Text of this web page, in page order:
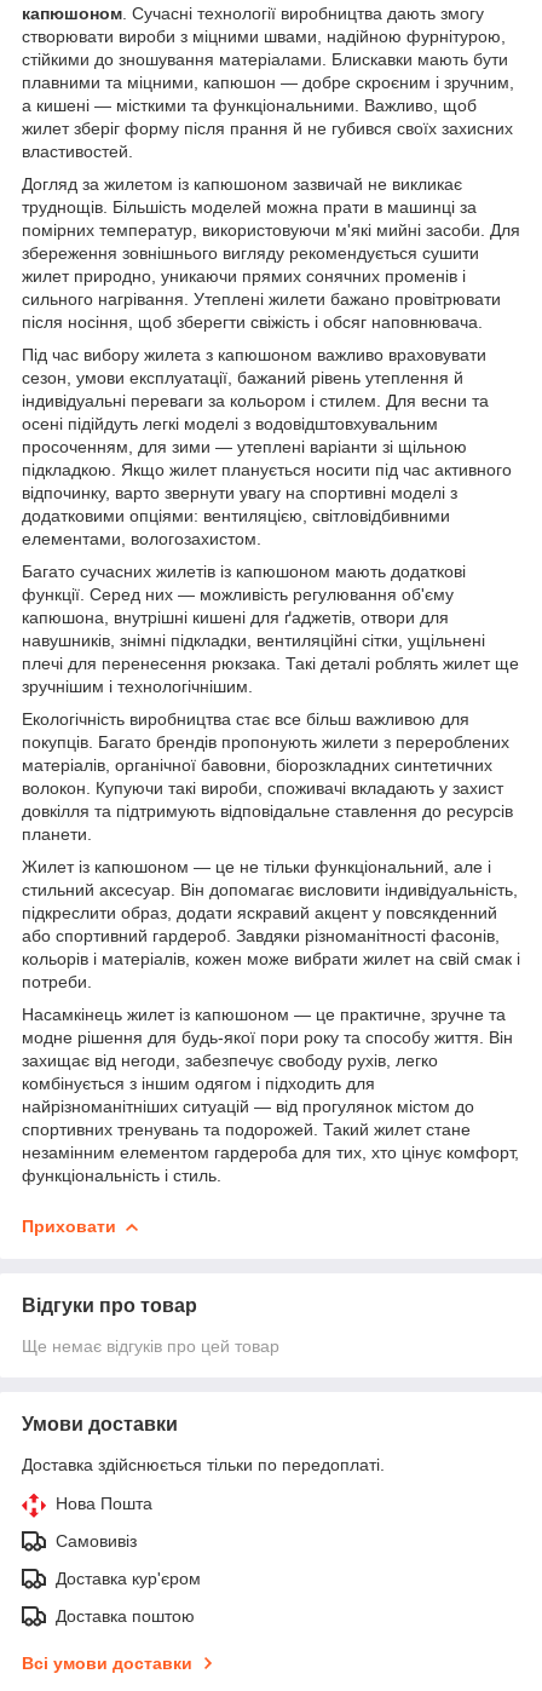
капюшоном . Сучасні технології виробництва дають змогу
створювати вироби з міцними швами, надійною фурнітурою,
стійкими до зношування матеріалами. Блискавки мають бути
плавними та міцними, капюшон — добре скроєним і зручним,
а кишені — місткими та функціональними. Важливо, щоб
жилет зберіг форму після прання й не губився своїх захисних
властивостей.
Догляд за жилетом із капюшоном зазвичай не викликає
труднощів. Більшість моделей можна прати в машинці за
помірних температур, використовуючи м'які мийні засоби. Для
збереження зовнішнього вигляду рекомендується сушити
жилет природно, уникаючи прямих сонячних променів і
сильного нагрівання. Утеплені жилети бажано провітрювати
після носіння, щоб зберегти свіжість і обсяг наповнювача.
Під час вибору жилета з капюшоном важливо враховувати
сезон, умови експлуатації, бажаний рівень утеплення й
індивідуальні переваги за кольором і стилем. Для весни та
осені підійдуть легкі моделі з водовідштовхувальним
просоченням, для зими — утеплені варіанти зі щільною
підкладкою. Якщо жилет планується носити під час активного
відпочинку, варто звернути увагу на спортивні моделі з
додатковими опціями: вентиляцією, світловідбивними
елементами, вологозахистом.
Багато сучасних жилетів із капюшоном мають додаткові
функції. Серед них — можливість регулювання об'єму
капюшона, внутрішні кишені для ґаджетів, отвори для
навушників, знімні підкладки, вентиляційні сітки, ущільнені
плечі для перенесення рюкзака. Такі деталі роблять жилет ще
зручнішим і технологічнішим.
Екологічність виробництва стає все більш важливою для
покупців. Багато брендів пропонують жилети з перероблених
матеріалів, органічної бавовни, біорозкладних синтетичних
волокон. Купуючи такі вироби, споживачі вкладають у захист
довкілля та підтримують відповідальне ставлення до ресурсів
планети.
Жилет із капюшоном — це не тільки функціональний, але і
стильний аксесуар. Він допомагає висловити індивідуальність,
підкреслити образ, додати яскравий акцент у повсякденний
або спортивний гардероб. Завдяки різноманітності фасонів,
кольорів і матеріалів, кожен може вибрати жилет на свій смак і
потреби.
Насамкінець жилет із капюшоном — це практичне, зручне та
модне рішення для будь-якої пори року та способу життя. Він
захищає від негоди, забезпечує свободу рухів, легко
комбінується з іншим одягом і підходить для
найрізноманітніших ситуацій — від прогулянок містом до
спортивних тренувань та подорожей. Такий жилет стане
незамінним елементом гардероба для тих, хто цінує комфорт,
функціональність і стиль.
Приховати
Відгуки про товар
Ще немає відгуків про цей товар
Умови доставки
Доставка здійснюється тільки по передоплаті.
Нова Пошта
Самовивіз
Доставка кур'єром
Доставка поштою
Всі умови доставки